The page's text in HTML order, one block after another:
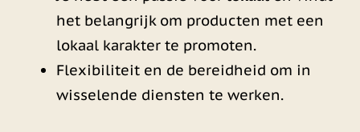
het belangrijk om producten met een
lokaal karakter te promoten.
Flexibiliteit en de bereidheid om in
wisselende diensten te werken.